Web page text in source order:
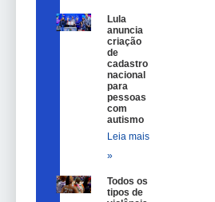
Lula
anuncia
criação
de
cadastro
nacional
para
pessoas
com
autismo
Leia mais
»
Todos os
tipos de